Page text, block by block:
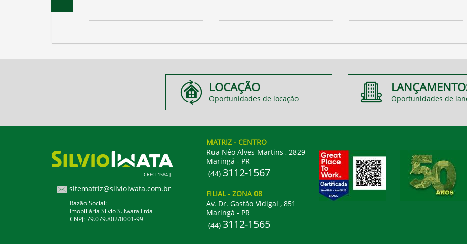
LOCAÇÃO
Oportunidades de locação Oportunidades de
CRECI 1584-J
sitematriz@silvioiwata.com.br
Razão Social:
Imobiliária Silvio S. Iwata Ltda
CNPJ: 79.079.802/0001-99
MATRIZ - CENTRO
Rua Néo Alves Martins , 2829
Maringá - PR
(44) 3112-1567
FILIAL- ZONA 08
Av. Dr. Gastão Vidigal , 851
Maringá - PR
(44) 3112-1565